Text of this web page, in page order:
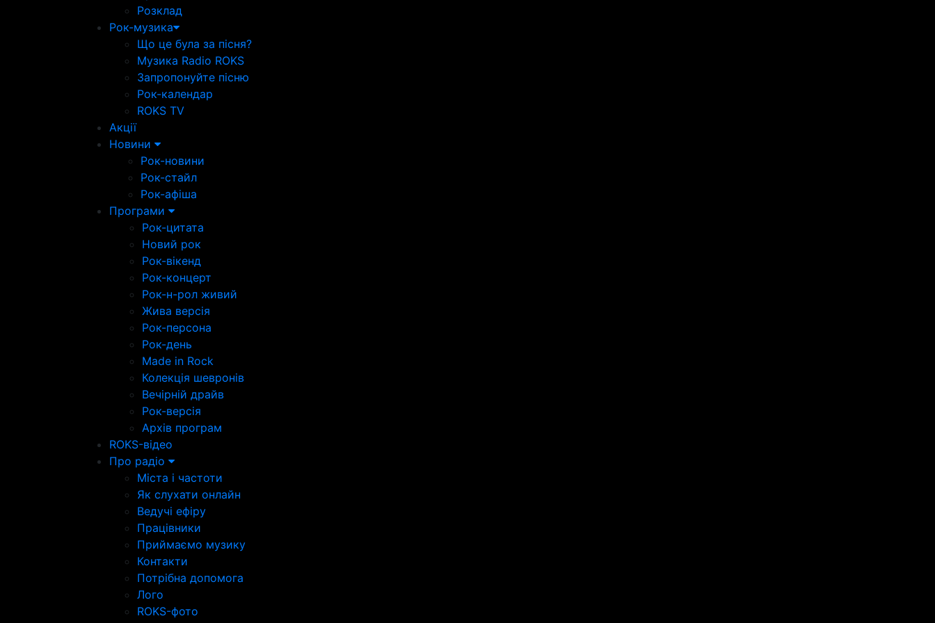
Розклад
Рок-музика
Що це була за пісня?
Музика Radio ROKS
Запропонуйте пісню
Рок-календар
ROKS TV
Акції
Новини
Рок-новини
Рок-стайл
Рок-афіша
Програми
Рок-цитата
Новий рок
Рок-вікенд
Рок-концерт
Рок-н-рол живий
Жива версія
Рок-персона
Рок-день
Made in Rock
Колекція шевронів
Вечірній драйв
Рок-версія
Архів програм
ROKS-відео
Про радіо
Міста і частоти
Як слухати онлайн
Ведучі ефіру
Працівники
Приймаємо музику
Контакти
Потрібна допомога
Лого
ROKS-фото